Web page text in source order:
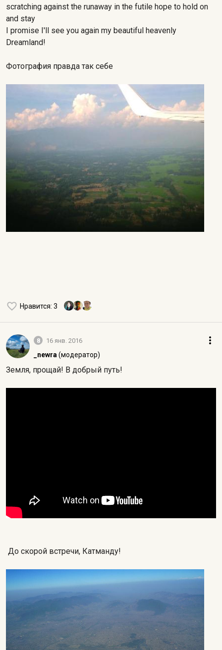
scratching against the runaway in the futile hope to hold on
and stay
I promise I'll see you again my beautiful heavenly
Dreamland!
Фотография правда так себе
Нравится: 3
8 16 янв. 2016
_newra (модератор)
Земля, прощай! В добрый путь!
До скорой встречи, Катманду!